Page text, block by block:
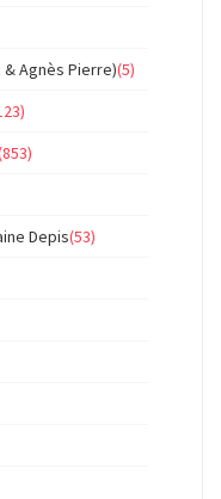
& Agnès Pierre)(5)
Depis(53)